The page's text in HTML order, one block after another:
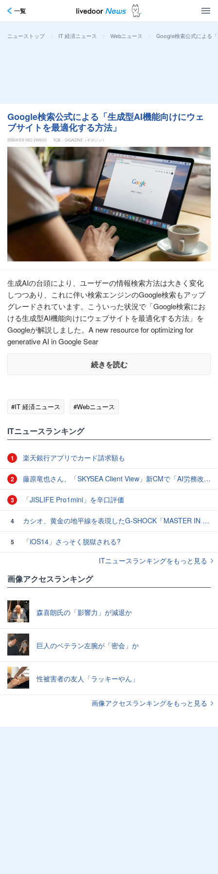
一覧
ニューストップ > IT 経済ニュース > Webニュース > Google検索公式による
Google検索公式による「生成型AI機能向けにウェ
ブサイトを最適化する方法」
2026年5月18日 21時0分 写真：GIGAZINE（ギガジン）
生成AIの台頭により、ユーザーの情報検索方法は大きく変化
しつつあり、これに伴い検索エンジンのGoogle検索もアップ
グレードされています。こういった状況で「Google検索にお
ける生成型AI機能向けにウェブサイトを最適化する方法」を
Googleが解説しました。A new resource for optimizing for
generative AI in Google Sear
続きを読む
#IT 経済ニュース #Webニュース
ITニュースランキング
1 楽天銀行アプリでカード請求額も
2 藤原竜也さん、「SKYSEA Client View」新CMで「AI労務改善」をアピール 働き方をAIが分析したら「すぐに休んで」と言われる？
3 「JISLIFE Pro1mini」を辛口評価
4 カシオ、黄金の地平線を表現したG-SHOCK「MASTER IN HORIZON GOLD」3モデル
5
「iOS14」さっそく脱獄される?
ITニュースランキングをもっと見る
画像アクセスランキング
森喜朗氏の「影響力」が減退か
巨人のベテラン左腕が「密会」か
性被害者の友人「ラッキーやん」
画像アクセスランキングをもっと見る